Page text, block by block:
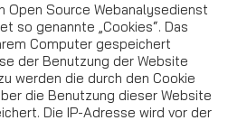
Open Source Webanalysedienst
so genannte „Cookies“. Das
Computer gespeichert
der Benutzung der Website
werden die durch den Cookie
die Benutzung dieser Website
Die IP-Adresse wird vor der